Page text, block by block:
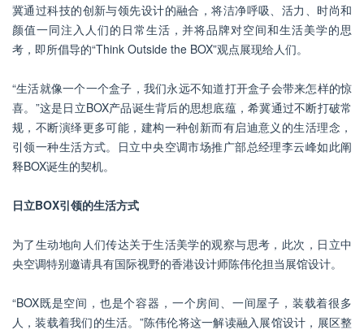
冀通过科技的创新与领先设计的融合，将洁净呼吸、活力、时尚和
颜值一同注入人们的日常生活，并将品牌对空间和生活美学的思
考，即所倡导的“Think Outside the BOX”观点展现给人们。
“生活就像一个一个盒子，我们永远不知道打开盒子会带来怎样的惊
喜。”这是日立BOX产品诞生背后的思想底蕴，希冀通过不断打破常
规，不断演绎更多可能，建构一种创新而有启迪意义的生活理念，
引领一种生活方式。日立中央空调市场推广部总经理李云峰如此阐
释BOX诞生的契机。
日立BOX引领的生活方式
为了生动地向人们传达关于生活美学的观察与思考，此次，日立中
央空调特别邀请具有国际视野的香港设计师陈伟伦担当展馆设计。
“BOX既是空间，也是个容器，一个房间、一间屋子，装载着很多
人，装载着我们的生活。”陈伟伦将这一解读融入展馆设计，展区整